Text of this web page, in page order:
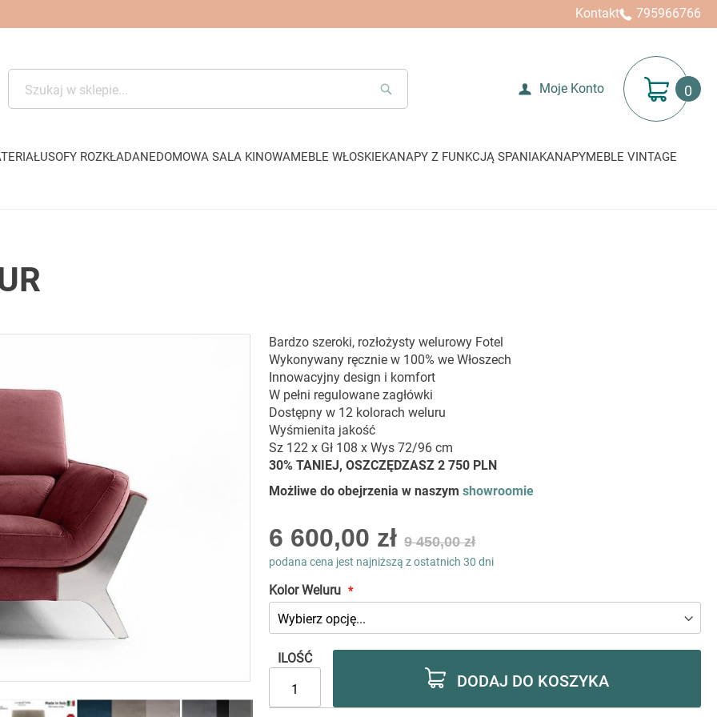
Kontakt 795966766
SEARCH
Moje Konto Mój koszyk
SOFY ROZKŁADANEDOMOWA SALA KINOWAMEBLE WŁOSKIEKANAPY Z FUNKCJĄ SPANIAKANAPYMEBLE VINTAGE
Bardzo szeroki, rozłożysty welurowy Fotel
Wykonywany ręcznie w 100% we Włoszech
Innowacyjny design i komfort
W pełni regulowane zagłówki
Dostępny w 12 kolorach weluru
Wyśmienita jakość
Sz 122 x Gł 108 x Wys 72/96 cm
30% TANIEJ, OSZCZĘDZASZ 2 750 PLN
Możliwe do obejrzenia w naszym showroomie
As
low
as
6 600,00 zł 9 450,00 zł
podana cena jest najniższą z ostatnich 30 dni
Kolor Weluru
ILOŚĆ
DODAJ DO KOSZYKA